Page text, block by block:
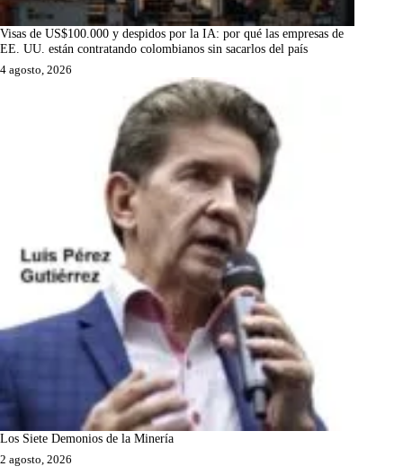
Visas de US$100.000 y despidos por la IA: por qué las empresas de
EE. UU. están contratando colombianos sin sacarlos del país
4 agosto, 2026
Los Siete Demonios de la Minería
2 agosto, 2026